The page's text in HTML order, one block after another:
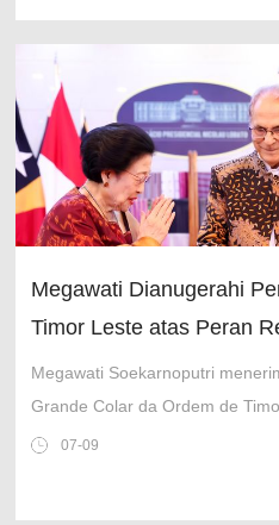
Megawati Dianugerahi
Timor Leste atas Peran
Megawati Soekarnoputri
Grande Colar da Ordem de
apresiasi atas kontribusinya
07-09